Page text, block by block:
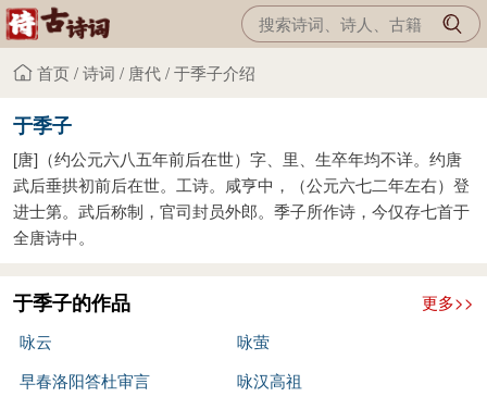
首页/诗词 / 唐代/于季子介绍
于季子
[唐]（约公元六八五年前后在世）字、里、生卒年均不详。约唐
武后垂拱初前后在世。工诗。咸亨中，（公元六七二年左右）登
进士第。武后称制，官司封员外郎。季子所作诗，今仅存七首于
全唐诗中。
于季子的作品
更多>>
咏云
咏萤
早春洛阳答杜审言
咏汉高祖